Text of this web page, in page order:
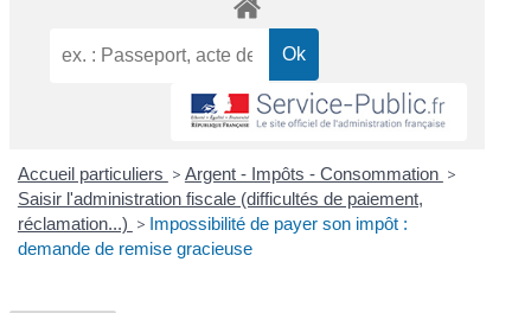
Accueil particuliers > Argent - Impôts - Consommation >
Saisir l'administration fiscale (difficultés de paiement,
réclamation...) > Impossibilité de payer son impôt :
demande de remise gracieuse